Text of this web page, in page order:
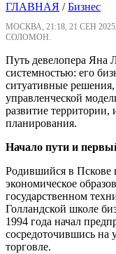
ГЛАВНАЯ /Бизнес
МОСКВА, 21:18, 21 СЕН
СОЛОМОН.
Путь девелопера Яна
системностью: его
ситуативные
управленческой
развитие территории,
планирования.
Начало пути и
Родившийся в Пскове
экономическое
государственном
Голландской школе
1994 года начал
сосредоточившись на
торговле.